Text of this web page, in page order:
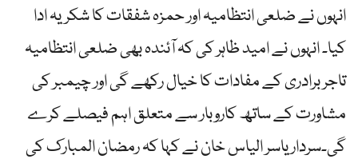
انہوں نے ضلعی انتظامیہ اور حمزہ شفقات کا شکریہ ادا
کیا۔ انہوں نے امید ظاہر کی کہ آئندہ بھی ضلعی انتظامیہ
تاجر برادری کے مفادات کا خیال رکھے گی اور چیمبر کی
مشاورت کے ساتھ کاروبار سے متعلق اہم فیصلے کرے
گی۔سردار یاسر الیاس خان نے کہا کہ رمضان المبارک کی